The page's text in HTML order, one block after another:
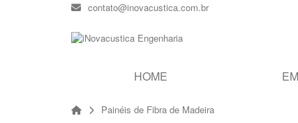
contato@inovacustica.com.br
HOME
Painéis de Fibra de Madeira